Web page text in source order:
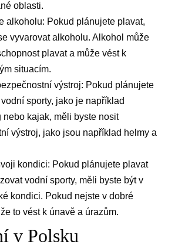
oblasti.
alkoholu: Pokud plánujete plavat,
vyvarovat alkoholu. Alkohol může
plavat a může vést k
situacím.
výstroj: Pokud plánujete
sporty, jako je například
nebo kajak, měli byste nosit
výstroj, jako jsou například helmy a
kondici: Pokud plánujete plavat
vodní sporty, měli byste být v
kondici. Pokud nejste v dobré
to vést k únavě a úrazům.
v Polsku